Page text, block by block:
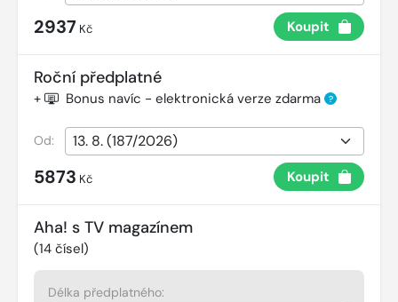
2937 Kč Koupit
Roční předplatné
+ Bonus navíc - elektronická verze zdarma ?
Od:
5873 Kč Koupit
Aha! s TV magazínem
(14 čísel)
Délka předplatného: